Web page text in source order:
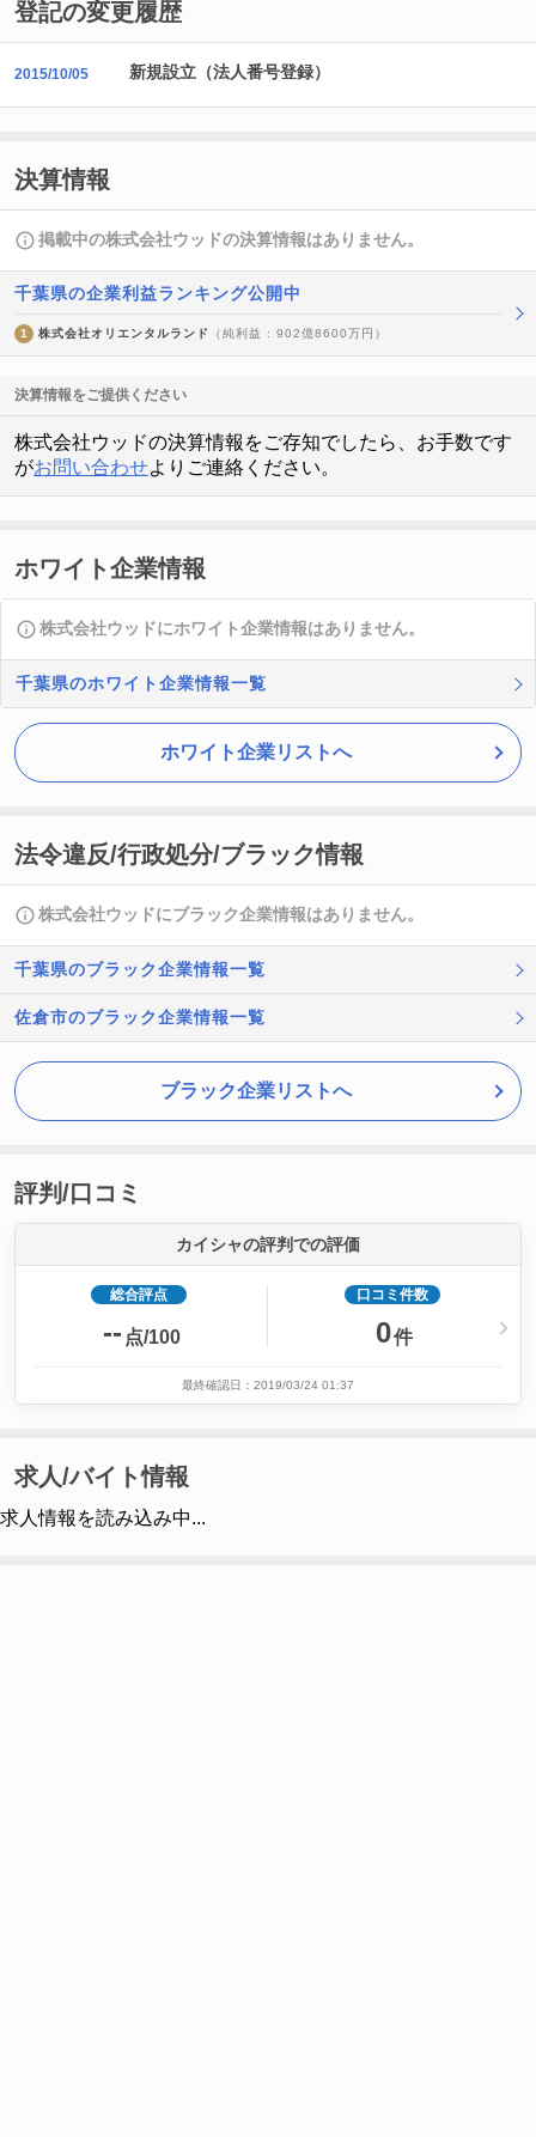
登記の変更履歴
2015/10/05 新規設立（法人番号登録）
決算情報
掲載中の株式会社ウッドの決算情報はありません。
千葉県の企業利益ランキング公開中
1 株式会社オリエンタルランド （純利益 : 902億8600万円）
決算情報をご提供ください
株式会社ウッドの決算情報をご存知でしたら、お手数です
がお問い合わせよりご連絡ください。
ホワイト企業情報
株式会社ウッドにホワイト企業情報はありません。
千葉県のホワイト企業情報一覧
ホワイト企業リストへ
法令違反/行政処分/ブラック情報
株式会社ウッドにブラック企業情報はありません。
千葉県のブラック企業情報一覧
佐倉市のブラック企業情報一覧
ブラック企業リストへ
評判/口コミ
カイシャの評判での評価
総合評点
-- 点/100
口コミ件数
0件
最終確認日：2019/03/24 01:37
求人/バイト情報
求人情報を読み込み中...